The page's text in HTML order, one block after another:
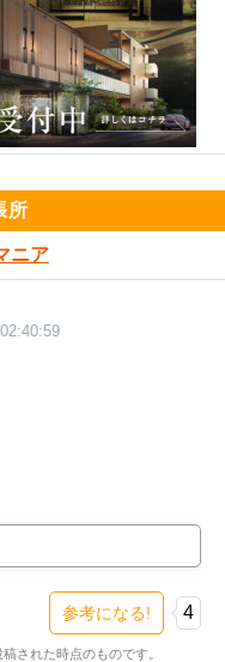
所
ニア
参考になる! 4
された時点のものです。